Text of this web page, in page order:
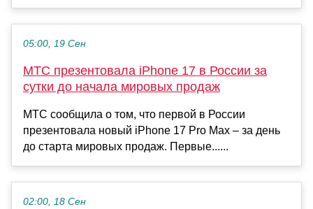
05:00, 19 Сен
МТС презентовала iPhone 17 в России за
сутки до начала мировых продаж
МТС сообщила о том, что первой в России
презентовала новый iPhone 17 Pro Max – за день
до старта мировых продаж. Первые......
02:00, 18 Сен